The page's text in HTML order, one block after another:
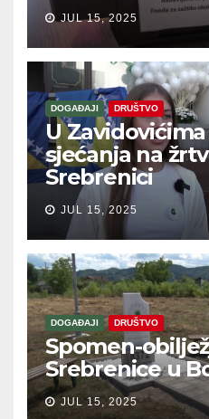
JUL 15, 2025
DOGAĐAJI DRUŠTVO
U
sjećanja na
Srebrenici
JUL 15, 2025
DOGAĐAJI DRUŠTVO
Spomen-
Srebrenice u
JUL 15, 2025